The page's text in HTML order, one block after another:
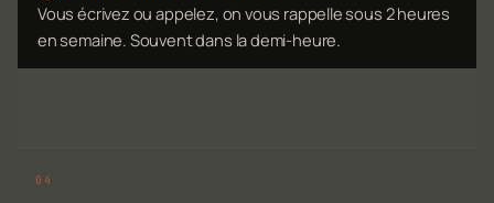
Vous écrivez ou appelez, on vous rappelle sous 2 heures
en semaine. Souvent dans la demi-heure.